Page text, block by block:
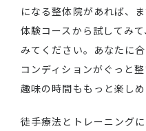
になる整体院があれば、
体験コースから試してみ
みてください。あなたに
コンディションがぐっと
趣味の時間ももっと楽し
徒手療法とトレーニング